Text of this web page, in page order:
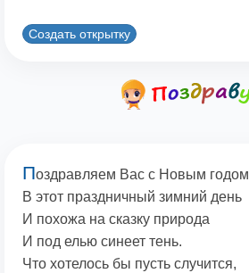
Создать открытку
Поздравляем Вас с Новым годом
В этот праздничный зимний день
И похожа на сказку природа
И под елью синеет тень.
Что хотелось бы пусть случится,